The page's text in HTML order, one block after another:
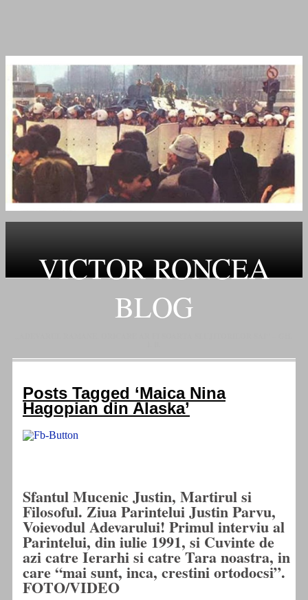
VICTOR RONCEA
BLOG
Posts Tagged ‘Maica Nina
Hagopian din Alaska’
Sfantul Mucenic Justin, Martirul si
Filosoful. Ziua Parintelui Justin Parvu,
Voievodul Adevarului! Primul interviu al
Parintelui, din iulie 1991, si Cuvinte de
azi catre Ierarhi si catre Tara noastra, in
care “mai sunt, inca, crestini ortodocsi”.
FOTO/VIDEO